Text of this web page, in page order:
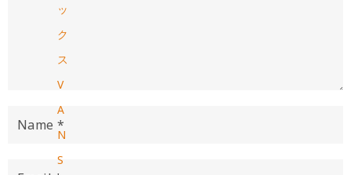
ッ
ク
ス
V
A
N
S